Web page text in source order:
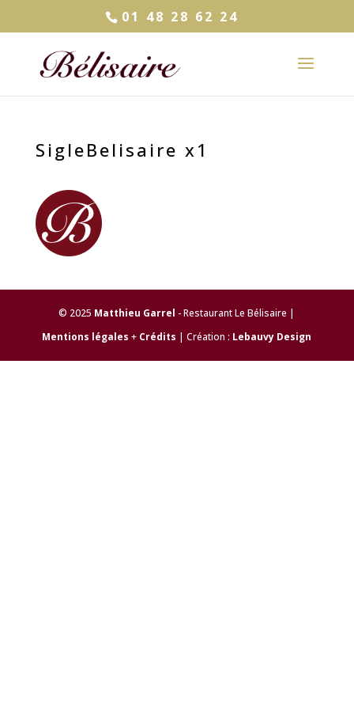
01 48 28 62 24
SigleBelisaire x1
© 2025 Matthieu Garrel - Restaurant Le Bélisaire |
Mentions légales + Crédits | Création : Lebauvy Design